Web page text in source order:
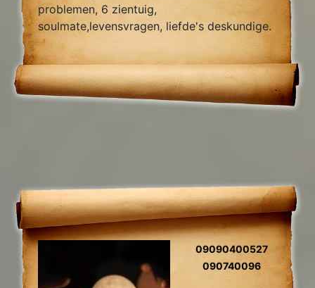
problemen, 6 zientuig,
soulmate,levensvragen, liefde's deskundige.
09090400527
090740096